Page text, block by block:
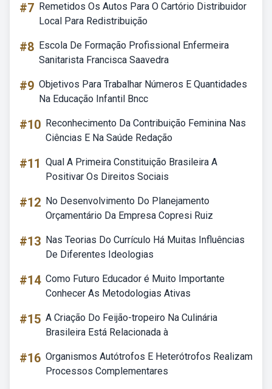
#7 Remetidos Os Autos Para O Cartório Distribuidor
Local Para Redistribuição
#8 Escola De Formação Profissional Enfermeira
Sanitarista Francisca Saavedra
#9 Objetivos Para Trabalhar Números E Quantidades
Na Educação Infantil Bncc
#10 Reconhecimento Da Contribuição Feminina Nas
Ciências E Na Saúde Redação
#11 Qual A Primeira Constituição Brasileira A
Positivar Os Direitos Sociais
#12 No Desenvolvimento Do Planejamento
Orçamentário Da Empresa Copresi Ruiz
#13 Nas Teorias Do Currículo Há Muitas Influências
De Diferentes Ideologias
#14 Como Futuro Educador é Muito Importante
Conhecer As Metodologias Ativas
#15 A Criação Do Feijão-tropeiro Na Culinária
Brasileira Está Relacionada à
#16 Organismos Autótrofos E Heterótrofos Realizam
Processos Complementares